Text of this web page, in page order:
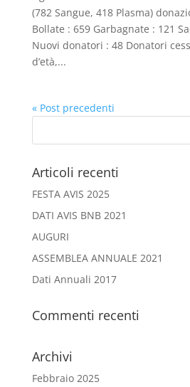
(782 Sangue, 418 Plasma)
Bollate : 659 Garbagnate : 121
Nuovi donatori : 48 Donatori
d’età,...
« Post precedenti
Articoli recenti
FESTA AVIS 2025
DATI AVIS BNB 2021
AUGURI
ASSEMBLEA ANNUALE 2021
Dati Annuali 2017
Commenti recenti
Archivi
Febbraio 2025